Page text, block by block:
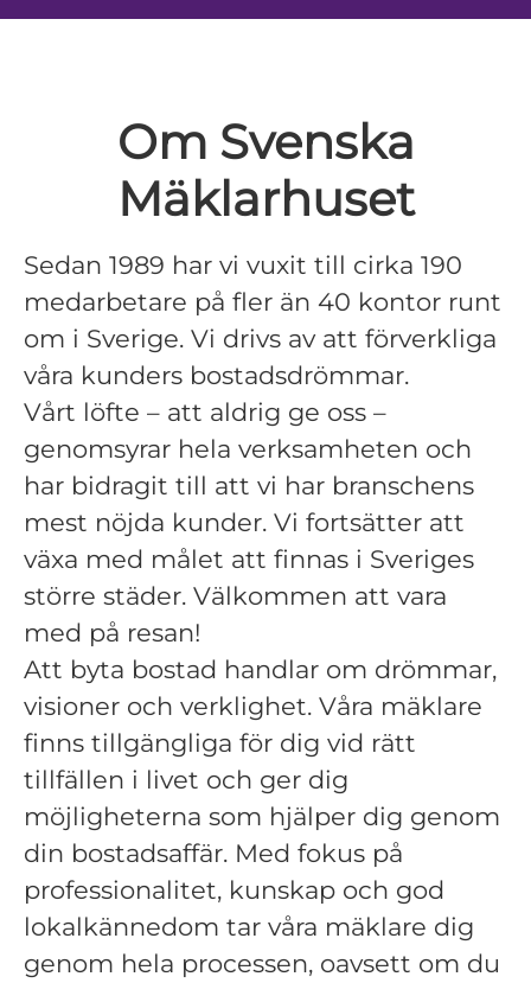
Om Svenska
Mäklarhuset
Sedan 1989 har vi vuxit till cirka 190
medarbetare på fler än 40 kontor runt
om i Sverige. Vi drivs av att förverkliga
våra kunders bostadsdrömmar.
Vårt löfte – att aldrig ge oss –
genomsyrar hela verksamheten och
har bidragit till att vi har branschens
mest nöjda kunder. Vi fortsätter att
växa med målet att finnas i Sveriges
större städer. Välkommen att vara
med på resan!
Att byta bostad handlar om drömmar,
visioner och verklighet. Våra mäklare
finns tillgängliga för dig vid rätt
tillfällen i livet och ger dig
möjligheterna som hjälper dig genom
din bostadsaffär. Med fokus på
professionalitet, kunskap och god
lokalkännedom tar våra mäklare dig
genom hela processen, oavsett om du